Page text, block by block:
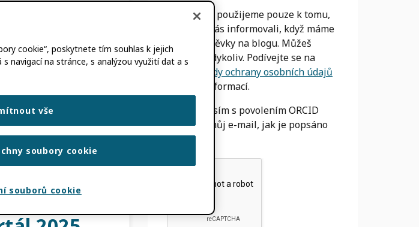
roku
s naší
sezóna akcí
Váš e-mail použijeme pouze k tomu,
abychom vás informovali, když máme
nové příspěvky na blogu. Můžeš
odhlásit
kdykoliv. Podívejte se na
Zásady ochrany osobních údajů
Pro více informací.
Souhlasím s povolením ORCID
používat můj e-mail, jak je popsáno
výše
cookie“, poskytnete tím souhlas k jejich
navigací na stránce, s analýzou využití dat a s
vše
soubory cookie
souborů cookie